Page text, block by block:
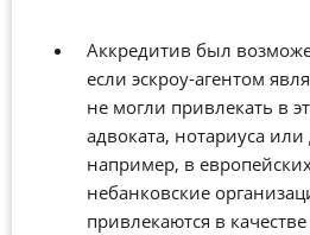
Аккредитив был
если эскроу-агентом
не могли привлекать в
адвоката, нотариуса
например, в
небанковские
привлекаются в качестве